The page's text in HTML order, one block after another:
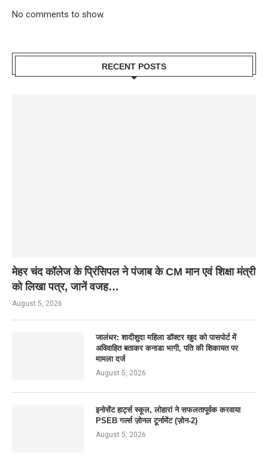
No comments to show.
RECENT POSTS
मेहर चंद कॉलेज के प्रिंसिपल ने पंजाब के CM मान एवं शिक्षा मंत्री
को लिखा पत्र, जानें वजह…
August 5, 2026
जालंधर: शादीशुदा महिला डॉक्टर खुद को पासपोर्ट में
अविवाहित बताकर कनाडा भागी, पति की शिकायत पर
मामला दर्ज
August 5, 2026
इनोसेंट हार्ट्स स्कूल, लोहारां ने सफलतापूर्वक करवाया
PSEB गर्ल्स ज़ोनल टूर्नामेंट (ज़ोन-2)
August 5, 2026